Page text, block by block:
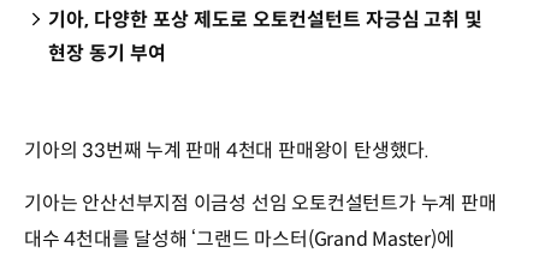
기아, 다양한 포상 제도로 오토컨설턴트 자긍심 고취 및
현장 동기 부여
기아의 33번째 누계 판매 4천대 판매왕이 탄생했다.
기아는 안산선부지점 이금성 선임 오토컨설턴트가 누계 판매
대수 4천대를 달성해 ‘그랜드 마스터(Grand Master)에